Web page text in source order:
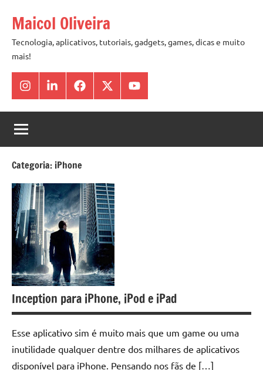
para
conteúdo
Maicol Oliveira
Tecnologia, aplicativos, tutoriais, gadgets, games, dicas e muito
mais!
InstagramLinkedinFacebook
X Youtube
Categoria: iPhone
Inception para iPhone, iPod e iPad
Esse aplicativo sim é muito mais que um game ou uma
inutilidade qualquer dentre dos milhares de aplicativos
disponível para iPhone. Pensando nos fãs de […]